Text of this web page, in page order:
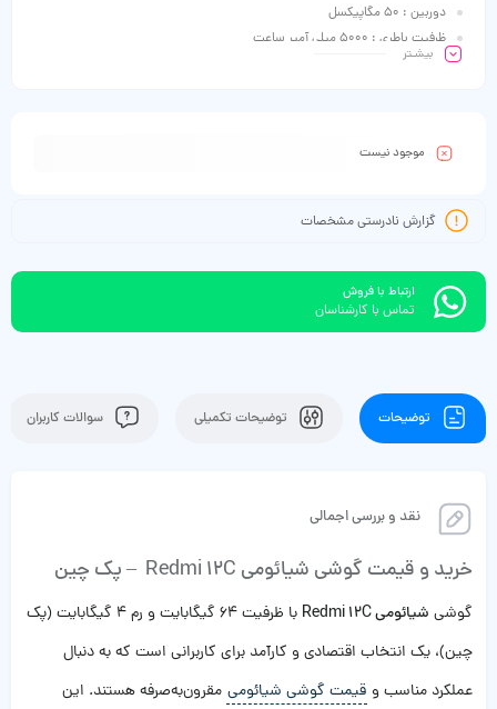
دوربین : 50 مگاپیکسل
ظرفیت باطری : 5000 میلی آمپر ساعت
بیشـتر
موجود نیست
گزارش نادرستی مشخصات
ارتباط با فروش
تماس با کارشناسان
توضیحات توضیحات تکمیلی سوالات کاربران
نقد و بررسی اجمالی
خرید و قیمت گوشی شیائومی Redmi 12C – پک چین
گوشی شیائومی Redmi 12C
با ظرفیت 64 گیگابایت و رم 4 گیگابایت (پک
چین)، یک انتخاب اقتصادی و کارآمد برای کاربرانی است که به دنبال
عملکرد مناسب و قیمت گوشی شیائومی مقرون‌به‌صرفه هستند. این